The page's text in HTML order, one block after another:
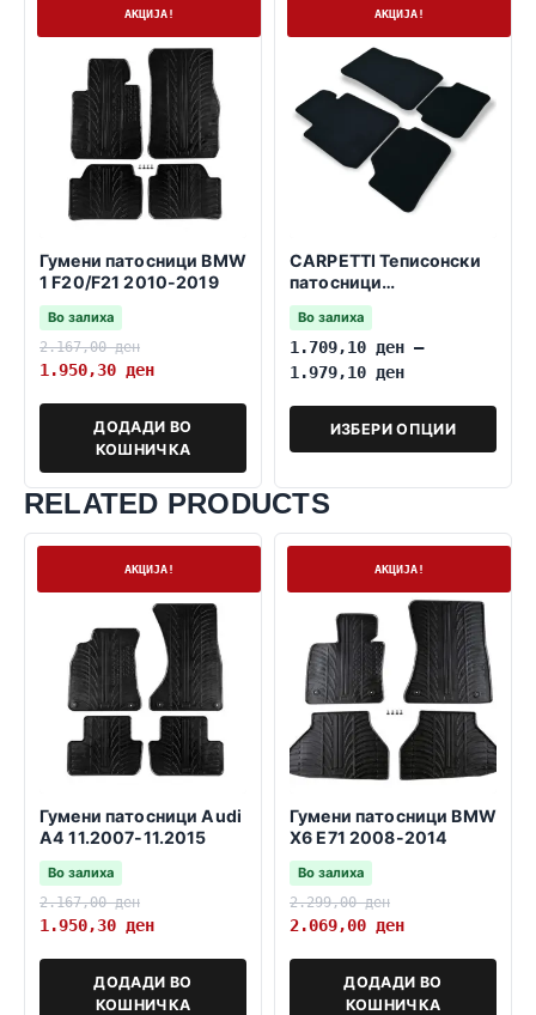
АКЦИЈА!
Гумени патосници BMW
1 F20/F21 2010-2019
Во залиха
2.167,00ден
1.950,30 ден
ДОДАДИ ВО
КОШНИЧКА
АКЦИЈА!
CARPETTI Теписонски
патосници
компатибилни за БМВ 1
F20/F21 10.2010-
08.2019
Во залиха
1.709,10 ден –
1.979,10 ден
ИЗБЕРИ ОПЦИИ
RELATED PRODUCTS
АКЦИЈА!
Гумени патосници Audi
A4 11.2007-11.2015
Во залиха
2.167,00ден
1.950,30 ден
ДОДАДИ ВО
КОШНИЧКА
АКЦИЈА!
Гумени патосници BMW
X6 E71 2008-2014
Во залиха
2.299,00ден
2.069,00 ден
ДОДАДИ ВО
КОШНИЧКА